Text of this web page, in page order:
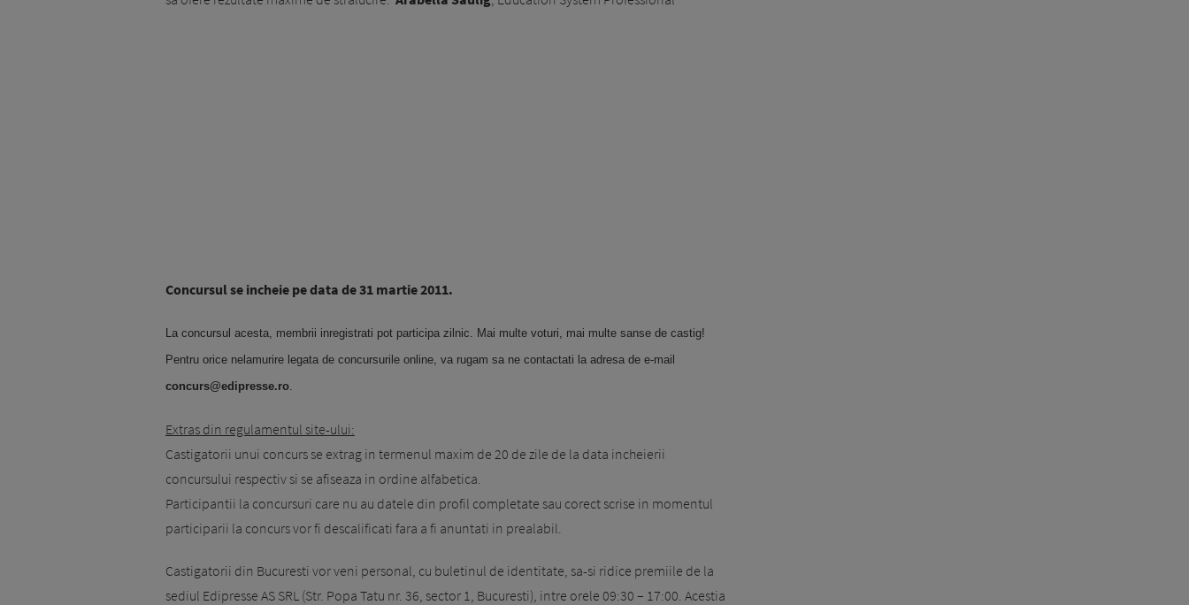
Concursul se incheie pe data de 31 martie 2011.
La concursul acesta, membrii inregistrati pot participa zilnic. Mai multe voturi, mai multe sanse de castig!
Pentru orice nelamurire legata de concursurile online, va rugam sa ne contactati la adresa de e-mail
concurs@edipresse.ro.
Extras din regulamentul site-ului:
Castigatorii unui concurs se extrag in termenul maxim de 20 de zile de la data incheierii
concursului respectiv si se afiseaza in ordine alfabetica.
Participantii la concursuri care nu au datele din profil completate sau corect scrise in momentul
participarii la concurs vor fi descalificati fara a fi anuntati in prealabil.
Castigatorii din Bucuresti vor veni personal, cu buletinul de identitate, sa-si ridice premiile de la
sediul Edipresse AS SRL (Str. Popa Tatu nr. 36, sector 1, Bucuresti), intre orele 09:30 – 17:00. Acestia